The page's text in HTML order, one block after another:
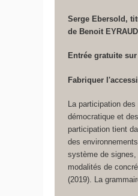
Serge Ebersold,
de Benoit
Entrée gratuite
Fabriquer
La participation
démocratique et
participation tient
des
système de signes,
modalités de
(2019). La